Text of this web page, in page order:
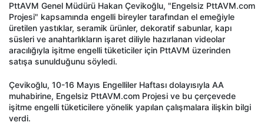
PttAVM Genel Müdürü Hakan Çevikoğlu, "Engelsiz PttAVM.com
Projesi" kapsamında engelli bireyler tarafından el emeğiyle
üretilen yastıklar, seramik ürünler, dekoratif sabunlar, kapı
süsleri ve anahtarlıkların işaret diliyle hazırlanan videolar
aracılığıyla işitme engelli tüketiciler için PttAVM üzerinden
satışa sunulduğunu söyledi.
Çevikoğlu, 10-16 Mayıs Engelliler Haftası dolayısıyla AA
muhabirine, Engelsiz PttAVM.com Projesi ve bu çerçevede
işitme engelli tüketicilere yönelik yapılan çalışmalara ilişkin bilgi
verdi.